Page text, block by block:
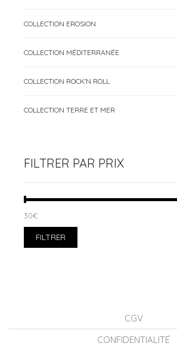
COLLECTION EROSION
COLLECTION MÉDITERRANÉE
COLLECTION ROCK'N ROLL
COLLECTION TERRE ET MER
FILTRER PAR PRIX
PRIX
MIN
PRIX
MAX
FILTRER
30€
CGV
CONFIDENTIALITÉ